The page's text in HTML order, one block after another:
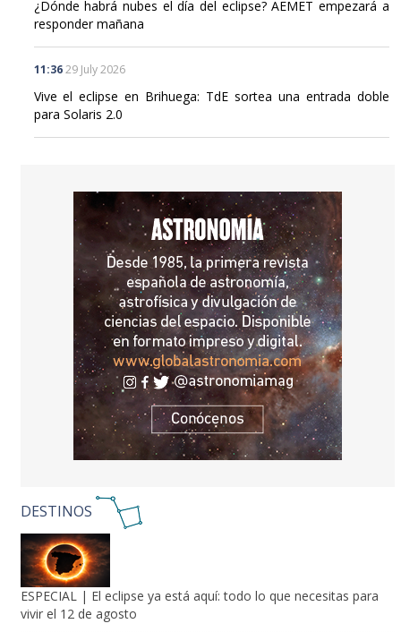
11:36
Vive el eclipse en Brihuega: TdE sortea una entrada doble
para Solaris 2.0
ESPECIAL | El eclipse ya está aquí: todo lo que necesitas para
vivir el 12 de agosto